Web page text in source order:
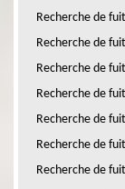
Recherche de
Recherche de
Recherche de
Recherche de
Recherche de
Recherche de
Recherche de